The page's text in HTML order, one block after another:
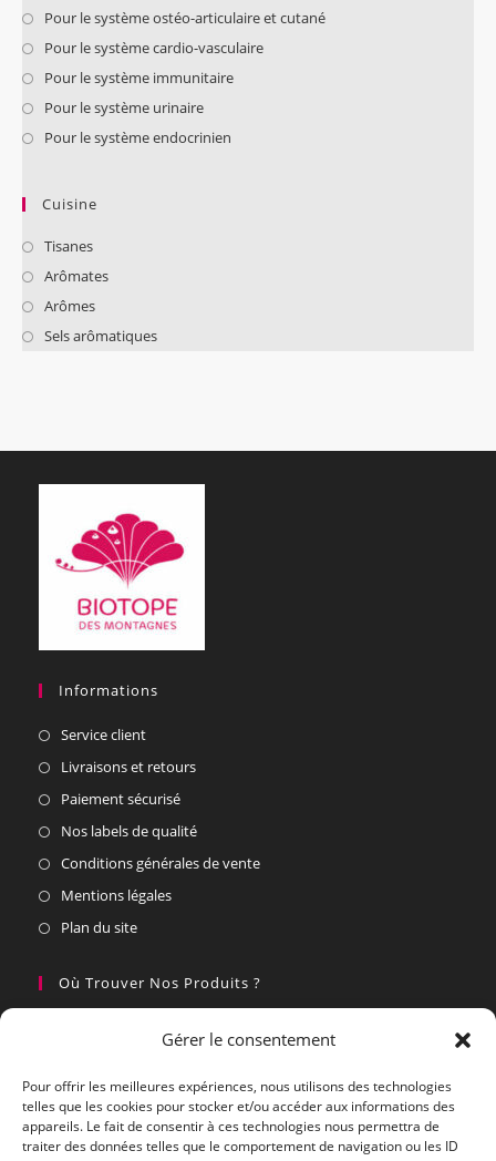
Gérer le consentement
Pour offrir les meilleures expériences, nous utilisons des technologies
telles que les cookies pour stocker et/ou accéder aux informations des
appareils. Le fait de consentir à ces technologies nous permettra de
traiter des données telles que le comportement de navigation ou les ID
Pour le système ostéo-articulaire et cutané
Pour le système cardio-vasculaire
Pour le système immunitaire
Pour le système urinaire
Pour le système endocrinien
Cuisine
Tisanes
Arômates
Arômes
Sels arômatiques
Informations
Service client
Livraisons et retours
Paiement sécurisé
Nos labels de qualité
Conditions générales de vente
Mentions légales
Plan du site
Où Trouver Nos Produits ?
Nous Contacter Du Lundi Au Vendredi